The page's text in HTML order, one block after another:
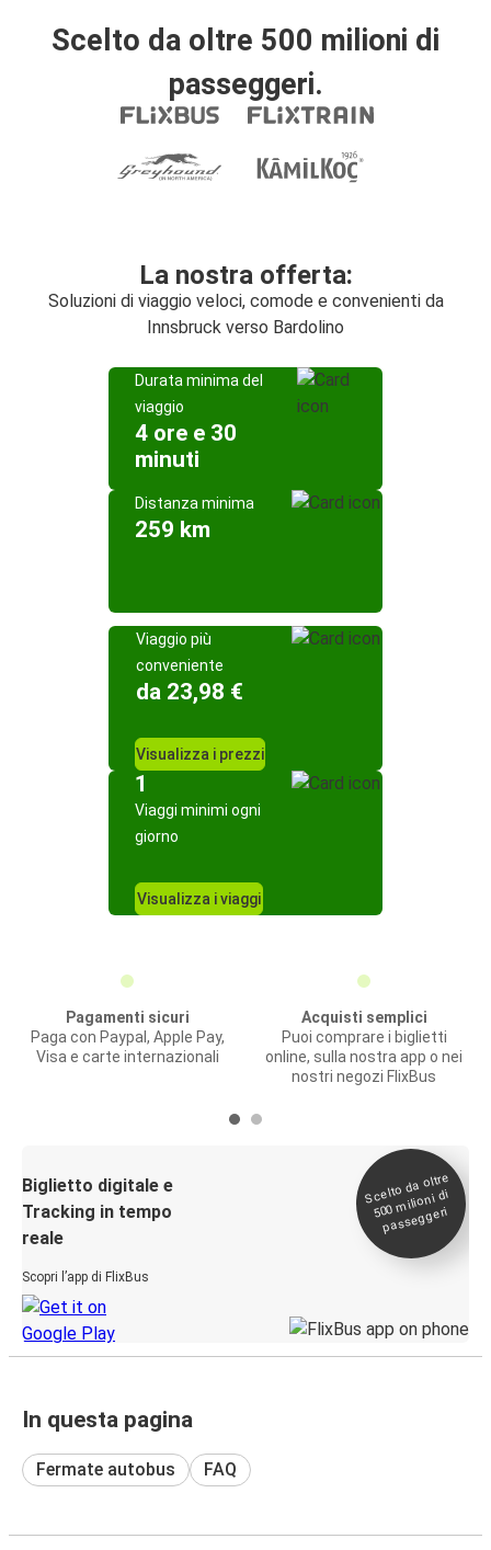
Scelto da oltre 500 milioni di
passeggeri.
La nostra offerta:
Soluzioni di viaggio veloci, comode e convenienti da
Innsbruck verso Bardolino
Durata minima del
viaggio
4 ore e 30
minuti
Distanza minima
259 km
Viaggio più
conveniente
da 23,98 €
Visualizza i prezzi
1
Viaggi minimi ogni
giorno
Visualizza i viaggi
Pagamenti sicuri
Paga con Paypal, Apple Pay,
Visa e carte internazionali
Acquisti semplici
Puoi comprare i biglietti
online, sulla nostra app o nei
nostri negozi FlixBus
Biglietto digitale e
Tracking in tempo
reale
Scopri l’app di FlixBus
Scelto da oltre
500
milioni di
passeggeri
In questa pagina
Fermate autobus FAQ